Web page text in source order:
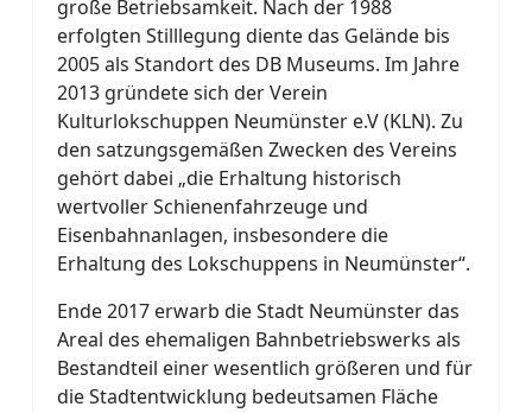
große Betriebsamkeit. Nach der 1988
erfolgten Stilllegung diente das Gelände bis
2005 als Standort des DB Museums. Im Jahre
2013 gründete sich der Verein
Kulturlokschuppen Neumünster e.V (KLN). Zu
den satzungsgemäßen Zwecken des Vereins
gehört dabei „die Erhaltung historisch
wertvoller Schienenfahrzeuge und
Eisenbahnanlagen, insbesondere die
Erhaltung des Lokschuppens in Neumünster“.
Ende 2017 erwarb die Stadt Neumünster das
Areal des ehemaligen Bahnbetriebswerks als
Bestandteil einer wesentlich größeren und für
die Stadtentwicklung bedeutsamen Fläche